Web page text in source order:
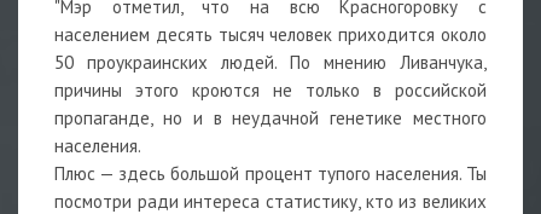
"Мэр отметил, что на всю Красногоровку с
населением десять тысяч человек приходится около
50 проукраинских людей. По мнению Ливанчука,
причины этого кроются не только в российской
пропаганде, но и в неудачной генетике местного
населения.
Плюс — здесь большой процент тупого населения. Ты
посмотри ради интереса статистику, кто из великих